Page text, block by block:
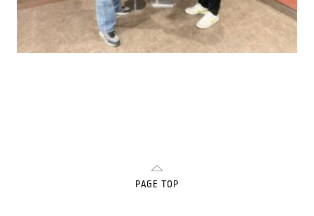
PAGE TOP